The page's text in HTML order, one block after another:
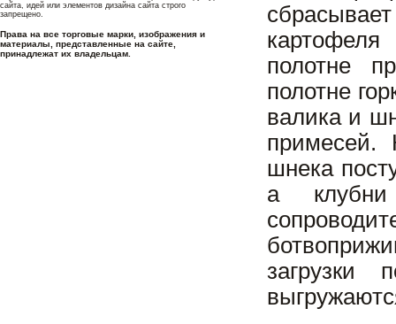
сайта, идей или элементов дизайна сайта строго
запрещено.
Права на все торговые марки, изображения и
материалы, представленные на сайте,
принадлежат их владельцам.
полотне
полотне
валика и
примесей.
шнека
а
загрузки